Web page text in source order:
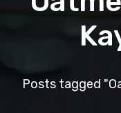
Posts tagged